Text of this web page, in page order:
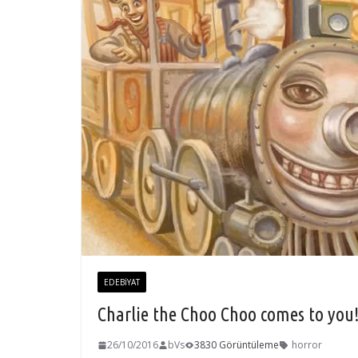
EDEBIYAT
Charlie the Choo Choo comes to
26/10/2016 bVs 3830 Görüntüleme horror